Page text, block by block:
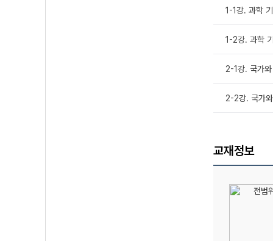
1-1강. 과학
1-2강. 과학
2-1강. 국가
2-2강. 국가
교재정보